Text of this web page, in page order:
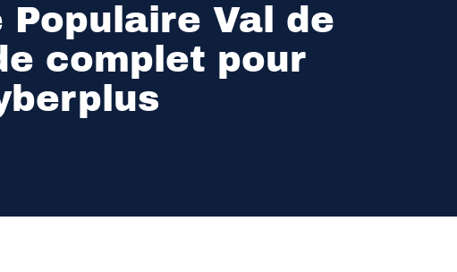
Populaire Val de
complet pour